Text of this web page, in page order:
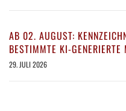
AB 02. AUGUST:
BESTIMMTE KI-GENERIERTE
29. JULI 2026